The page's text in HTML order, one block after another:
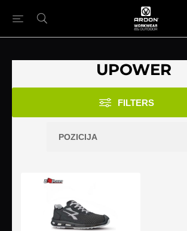
UPOWER
FILTERS